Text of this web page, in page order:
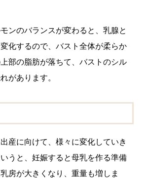
ンのバランスが変わると、乳腺と
化するので、バスト全体が柔らか
部の脂肪が落ちて、バストのシル
があります。
産に向けて、様々に変化していき
うと、妊娠すると母乳を作る準備
房が大きくなり、重量も増しま